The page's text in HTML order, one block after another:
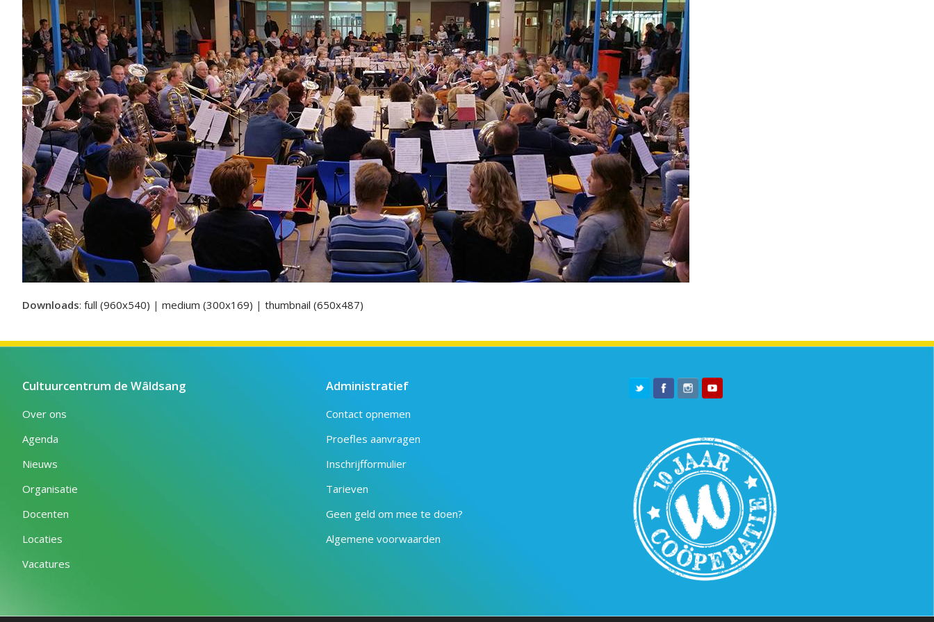
Downloads: full (960x540) | medium (300x169) | thumbnail (650x487)
Cultuurcentrum de Wâldsang
Over ons
Agenda
Nieuws
Organisatie
Docenten
Locaties
Vacatures
Administratief
Contact opnemen
Proefles aanvragen
Inschrijfformulier
Tarieven
Geen geld om mee te doen?
Algemene voorwaarden